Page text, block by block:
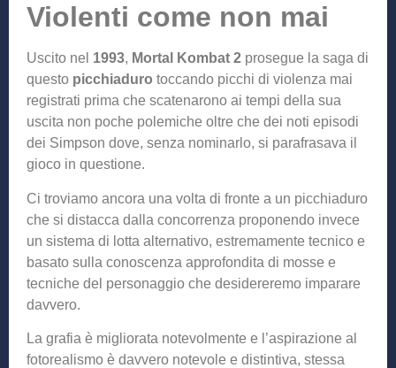
Violenti come non mai
Uscito nel 1993, Mortal Kombat 2 prosegue la saga di
questo picchiaduro toccando picchi di violenza mai
registrati prima che scatenarono ai tempi della sua
uscita non poche polemiche oltre che dei noti episodi
dei Simpson dove, senza nominarlo, si parafrasava il
gioco in questione.
Ci troviamo ancora una volta di fronte a un picchiaduro
che si distacca dalla concorrenza proponendo invece
un sistema di lotta alternativo, estremamente tecnico e
basato sulla conoscenza approfondita di mosse e
tecniche del personaggio che desidereremo imparare
davvero.
La grafia è migliorata notevolmente e l’aspirazione al
fotorealismo è davvero notevole e distintiva, stessa